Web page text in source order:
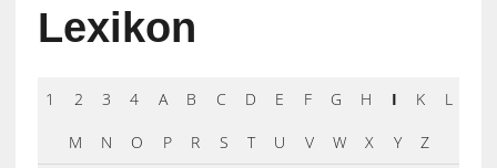
Lexikon
1 2 3 4 A B C D E F G H I K L
M N O P R S T U V W X Y Z